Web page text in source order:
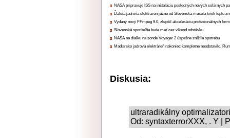
NASA pripravuje ISS na inštaláciu posledných nových solárnych
Ďalšia jadrová elektráreň južne od Slovenska musela kvôli teplu
Vydaný nový FFmpeg 9.0, zlepšil akceleráciu profesionálnych
Slovenská sporiteľňa bude mať cez víkend odstávku
NASA na diaľku na sonde Voyager 2 úspešne znížila spotrebu
Maďarsko jadrovú elektráreň nakoniec kompletne neodstavilo,
Diskusia:
ultraradikálny
Od: syntaxterrorXXX, . Y |